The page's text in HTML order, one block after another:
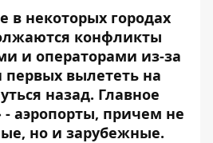
в некоторых городах
конфликты
и операторами из-за
вылететь на
назад. Главное
- аэропорты, причем не
, но и зарубежные.